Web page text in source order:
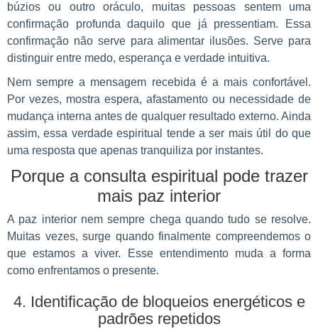
búzios ou outro oráculo, muitas pessoas sentem uma
confirmação profunda daquilo que já pressentiam. Essa
confirmação não serve para alimentar ilusões. Serve para
distinguir entre medo, esperança e verdade intuitiva.
Nem sempre a mensagem recebida é a mais confortável.
Por vezes, mostra espera, afastamento ou necessidade de
mudança interna antes de qualquer resultado externo. Ainda
assim, essa verdade espiritual tende a ser mais útil do que
uma resposta que apenas tranquiliza por instantes.
Porque a consulta espiritual pode trazer
mais paz interior
A paz interior nem sempre chega quando tudo se resolve.
Muitas vezes, surge quando finalmente compreendemos o
que estamos a viver. Esse entendimento muda a forma
como enfrentamos o presente.
4. Identificação de bloqueios energéticos e
padrões repetidos